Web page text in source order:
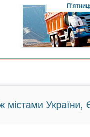
містами України,